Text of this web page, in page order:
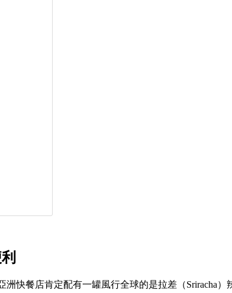
快餐店肯定配有一罐風行全球的是拉差（Sriracha